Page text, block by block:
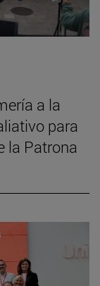
a la
para
la Patrona